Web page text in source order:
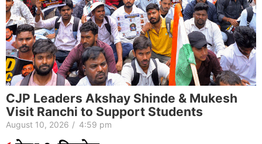
CJP Leaders Akshay Shinde & Mukesh
Visit Ranchi to Support Students
August 10, 2026 / 4:59 pm